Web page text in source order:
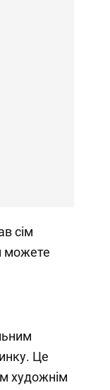
сім
можете
Це
художнім